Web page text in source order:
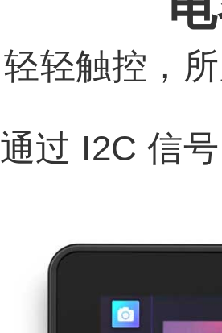
轻轻触控，
通过 I2C 信